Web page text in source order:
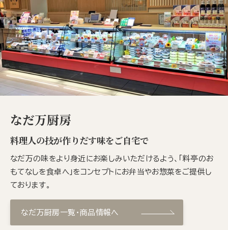
なだ万厨房
料理人の技が作りだす味をご自宅で
なだ万の味をより身近にお楽しみいただけるよう、「料亭のお
もてなしを食卓へ」をコンセプトにお弁当やお惣菜をご提供し
ております。
なだ万厨房一覧・商品情報へ